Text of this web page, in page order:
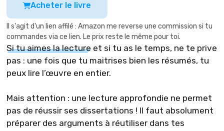
Acheter le livre
Il s'agit d'un lien affilé : Amazon me reverse une commission si tu
commandes via ce lien. Le prix reste le même pour toi.
Si tu aimes la lectureet si tu as le temps, ne te prive
pas : une fois que tu maitrises bien les résumés, tu
peux lire l’œuvre en entier.
Mais attention : une lecture approfondie ne permet
pas de réussir ses dissertations ! Il faut absolument
préparer des arguments à réutiliser dans tes